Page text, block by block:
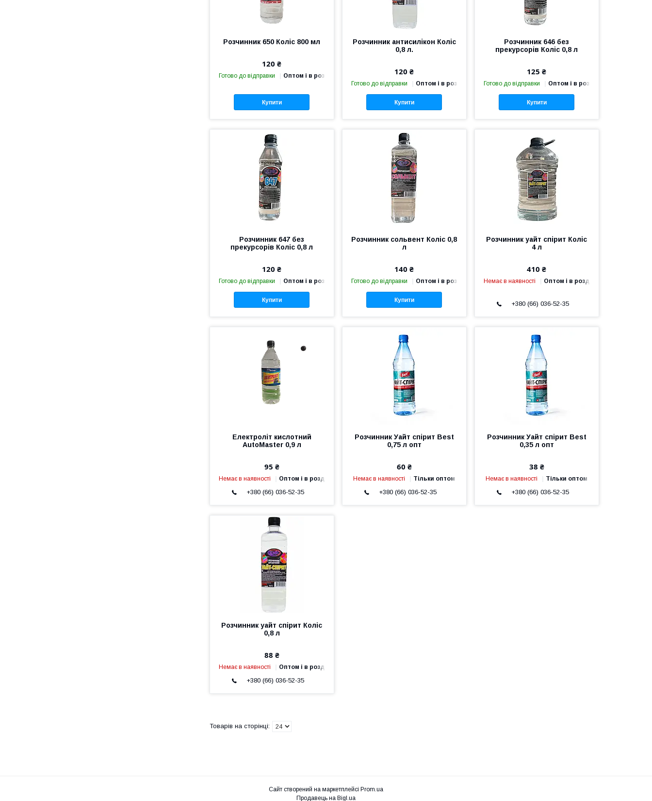
Розчинник 650 Коліс 800 мл
120 ₴
Готово до відправки Оптом і в роздріб
Купити
Розчинник антисилікон Коліс
0,8 л.
120 ₴
Готово до відправки Оптом і в роздріб
Купити
Розчинник 646 без
прекурсорів Коліс 0,8 л
125 ₴
Готово до відправки Оптом і в роздріб
Купити
Розчинник 647 без
прекурсорів Коліс 0,8 л
120 ₴
Готово до відправки Оптом і в роздріб
Купити
Розчинник сольвент Коліс 0,8
л
140 ₴
Готово до відправки Оптом і в роздріб
Купити
Розчинник уайт спірит Коліс
4 л
410 ₴
Немає в наявності Оптом і в роздріб
+380 (66) 036-52-35
Електроліт кислотний
AutoMaster 0,9 л
95 ₴
Немає в наявності Оптом і в роздріб
+380 (66) 036-52-35
Розчинник Уайт спірит Best
0,75 л опт
60 ₴
Немає в наявності Тільки оптом
+380 (66) 036-52-35
Розчинник Уайт спірит Best
0,35 л опт
38 ₴
Немає в наявності Тільки оптом
+380 (66) 036-52-35
Розчинник уайт спірит Коліс
0,8 л
88 ₴
Немає в наявності Оптом і в роздріб
+380 (66) 036-52-35
Сайт створений на маркетплейсі Prom.ua
Продавець на Bigl.ua